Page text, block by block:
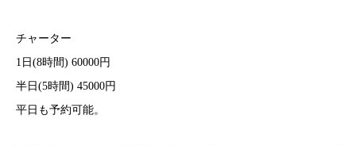
チャーター
1日(8時間) 60000円
半日(5時間) 45000円
平日も予約可能。